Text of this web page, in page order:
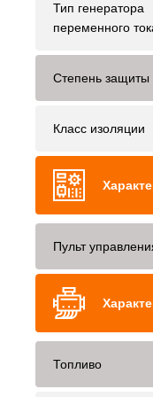
Тип генератора
переменного
Степень защиты
Класс изоляции
Пульт
Топливо